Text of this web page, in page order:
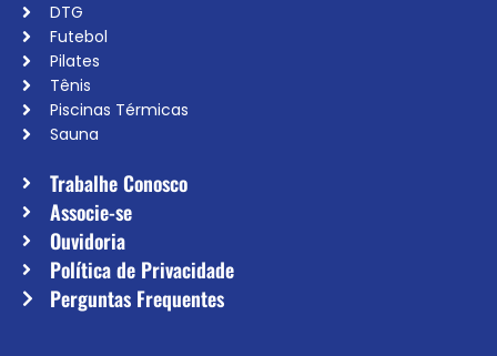
DTG
Futebol
Pilates
Tênis
Piscinas Térmicas
Sauna
Trabalhe Conosco
Associe-se
Ouvidoria
Política de Privacidade
Perguntas Frequentes